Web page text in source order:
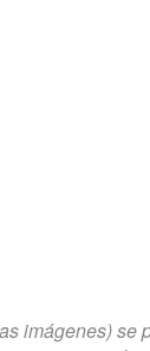
imágenes) se